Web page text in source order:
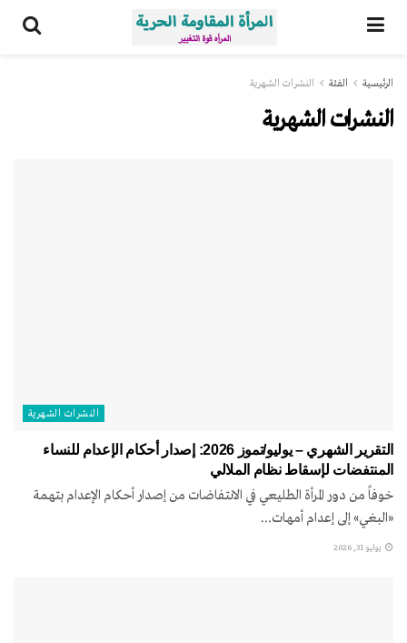
الرئيسية الفئة النشرات الشهریة
النشرات الشهریة
النشرات الشهریة
التقرير الشهري – يوليو/تموز 2026: إصدار أحكام الإعدام للنساء
المنتفضات لإسقاط نظام الملالي
خوفاً من دور المرأة الطليعي في الانتفاضات من إصدار أحكام الإعدام بتهمة
«البغي» إلى إعدام أمهات...
يوليو 31, 2026